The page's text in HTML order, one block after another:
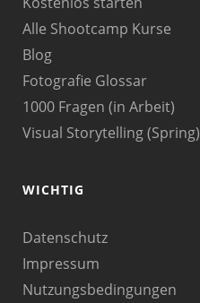
Alle Shootcamp Kurse
Blog
Fotografie Glossar
1000 Fragen (in Arbeit)
Visual Storytelling (Spring)
WICHTIG
Datenschutz
Impressum
Nutzungsbedingungen